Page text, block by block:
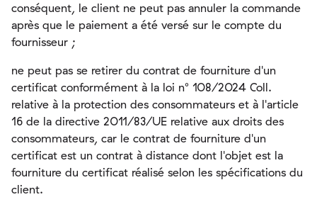
conséquent, le client ne peut pas annuler la commande
après que le paiement a été versé sur le compte du
fournisseur ;
ne peut pas se retirer du contrat de fourniture d'un
certificat conformément à la loi n° 108/2024 Coll.
relative à la protection des consommateurs et à l'article
16 de la directive 2011/83/UE relative aux droits des
consommateurs, car le contrat de fourniture d'un
certificat est un contrat à distance dont l'objet est la
fourniture du certificat réalisé selon les spécifications du
client.